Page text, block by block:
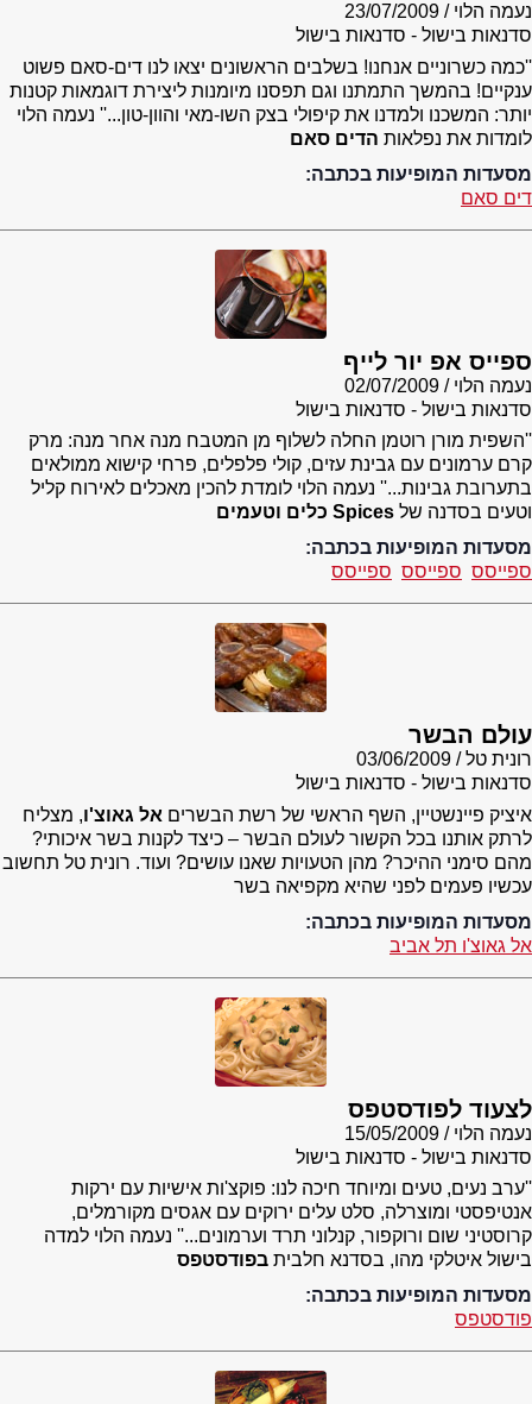
נעמה הלוי
23/07/2009
סדנאות בישול - סדנאות בישול
''כמה כשרוניים אנחנו! בשלבים הראשונים יצאו לנו דים-סאם פשוט
ענקיים! בהמשך התמתנו וגם תפסנו מיומנות ליצירת דוגמאות קטנות
יותר: המשכנו ולמדנו את קיפולי בצק השו-מאי והוון-טון...'' נעמה הלוי
לומדות את נפלאות הדים סאם
מסעדות המופיעות בכתבה:
דים סאם
ספייס אפ יור לייף
נעמה הלוי
02/07/2009
סדנאות בישול - סדנאות בישול
''השפית מורן רוטמן החלה לשלוף מן המטבח מנה אחר מנה: מרק
קרם ערמונים עם גבינת עזים, קולי פלפלים, פרחי קישוא ממולאים
בתערובת גבינות...'' נעמה הלוי לומדת להכין מאכלים לאירוח קליל
וטעים בסדנה של Spices כלים וטעמים
מסעדות המופיעות בכתבה:
ספייסס ספייסס ספייסס
עולם הבשר
רונית טל
03/06/2009
סדנאות בישול - סדנאות בישול
איציק פיינשטיין, השף הראשי של רשת הבשרים אל גאוצ'ו, מצליח
לרתק אותנו בכל הקשור לעולם הבשר – כיצד לקנות בשר איכותי?
מהם סימני ההיכר? מהן הטעויות שאנו עושים? ועוד. רונית טל תחשוב
עכשיו פעמים לפני שהיא מקפיאה בשר
מסעדות המופיעות בכתבה:
אל גאוצ'ו תל אביב
לצעוד לפודסטפס
נעמה הלוי
15/05/2009
סדנאות בישול - סדנאות בישול
''ערב נעים, טעים ומיוחד חיכה לנו: פוקצ'ות אישיות עם ירקות
אנטיפסטי ומוצרלה, סלט עלים ירוקים עם אגסים מקורמלים,
קרוסטיני שום ורוקפור, קנלוני תרד וערמונים...'' נעמה הלוי למדה
בישול איטלקי מהו, בסדנא חלבית בפודסטפס
מסעדות המופיעות בכתבה:
פודסטפס